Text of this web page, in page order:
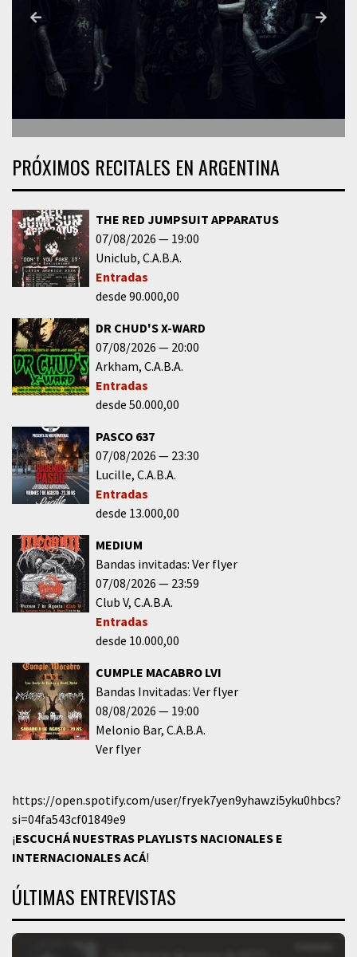
PRÓXIMOS RECITALES EN ARGENTINA
THE RED JUMPSUIT APPARATUS
07/08/2026
19:00
Uniclub C.A.B.A.
Entradas
desde 90.000,00
DR CHUD'S X-WARD
07/08/2026
20:00
Arkham C.A.B.A.
Entradas
desde 50.000,00
PASCO 637
07/08/2026
23:30
Lucille C.A.B.A.
Entradas
desde 13.000,00
MEDIUM
Bandas invitadas: Ver flyer
07/08/2026
23:59
Club V C.A.B.A.
Entradas
desde 10.000,00
CUMPLE MACABRO LVI
Bandas Invitadas: Ver flyer
08/08/2026
19:00
Melonio Bar C.A.B.A.
Ver flyer
https://open.spotify.com/user/fryek7yen9yhawzi5yku0hbcs?
si=04fa543cf01849e9
¡ESCUCHÁ NUESTRAS PLAYLISTS NACIONALES E
INTERNACIONALESACÁ!
ÚLTIMAS ENTREVISTAS